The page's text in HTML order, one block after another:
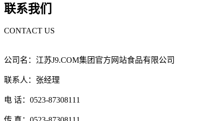
联系我们
CONTACT US
公司名：江苏J9.COM集团官方网站食品有限公司
联系人：张经理
电 话：0523-87308111